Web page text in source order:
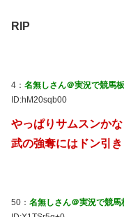
RIP
4： 名無しさん＠実況で競馬
ID:hM20sqb00
やっぱりサムスンかな
武の強奪にはドン引
50： 名無しさん＠実況で競馬